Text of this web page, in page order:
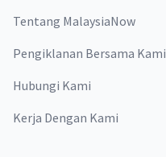
Tentang MalaysiaNow
Pengiklanan Bersama Kami
Hubungi Kami
Kerja Dengan Kami